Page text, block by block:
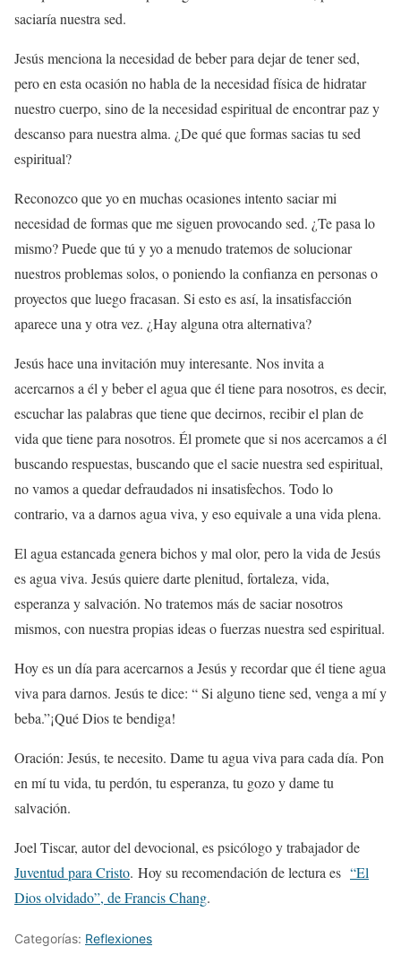
saciaría nuestra sed.
Jesús menciona la necesidad de beber para dejar de tener sed,
pero en esta ocasión no habla de la necesidad física de hidratar
nuestro cuerpo, sino de la necesidad espiritual de encontrar paz y
descanso para nuestra alma. ¿De qué que formas sacias tu sed
espiritual?
Reconozco que yo en muchas ocasiones intento saciar mi
necesidad de formas que me siguen provocando sed. ¿Te pasa lo
mismo? Puede que tú y yo a menudo tratemos de solucionar
nuestros problemas solos, o poniendo la confianza en personas o
proyectos que luego fracasan. Si esto es así, la insatisfacción
aparece una y otra vez. ¿Hay alguna otra alternativa?
Jesús hace una invitación muy interesante. Nos invita a
acercarnos a él y beber el agua que él tiene para nosotros, es decir,
escuchar las palabras que tiene que decirnos, recibir el plan de
vida que tiene para nosotros. Él promete que si nos acercamos a él
buscando respuestas, buscando que el sacie nuestra sed espiritual,
no vamos a quedar defraudados ni insatisfechos. Todo lo
contrario, va a darnos agua viva, y eso equivale a una vida plena.
El agua estancada genera bichos y mal olor, pero la vida de Jesús
es agua viva. Jesús quiere darte plenitud, fortaleza, vida,
esperanza y salvación. No tratemos más de saciar nosotros
mismos, con nuestra propias ideas o fuerzas nuestra sed espiritual.
Hoy es un día para acercarnos a Jesús y recordar que él tiene agua
viva para darnos. Jesús te dice: “ Si alguno tiene sed, venga a mí y
beba.”¡Qué Dios te bendiga!
Oración: Jesús, te necesito. Dame tu agua viva para cada día. Pon
en mí tu vida, tu perdón, tu esperanza, tu gozo y dame tu
salvación.
Joel Tiscar, autor del devocional, es psicólogo y trabajador de
Juventud para Cristo. Hoy su recomendación de lectura es “El
Dios olvidado”, de Francis Chang.
Categorías: Reflexiones